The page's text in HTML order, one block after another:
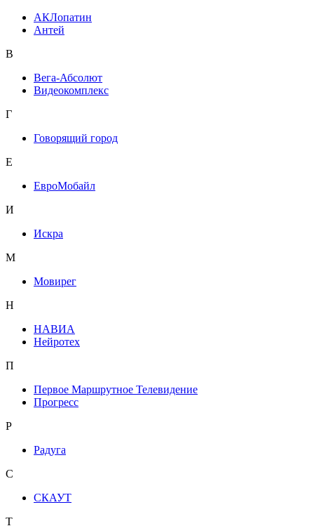
АКЛопатин
Антей
В
Вега-Абсолют
Видеокомплекс
Г
Говорящий город
Е
ЕвроМобайл
И
Искра
М
Мовирег
Н
НАВИА
Нейротех
П
Первое Маршрутное Телевидение
Прогресс
Р
Радуга
С
СКАУТ
Т